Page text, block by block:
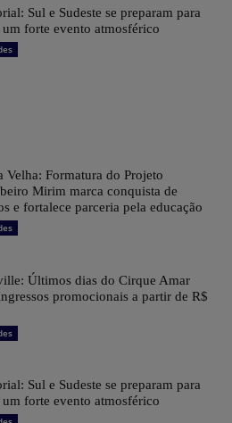
Sul e Sudeste se preparam para
um forte evento atmosférico
Velha: Formatura do Projeto
Mirim marca conquista de
e fortalece parceria pela educação
Últimos dias do Cirque Amar
promocionais a partir de R$
Sul e Sudeste se preparam para
um forte evento atmosférico